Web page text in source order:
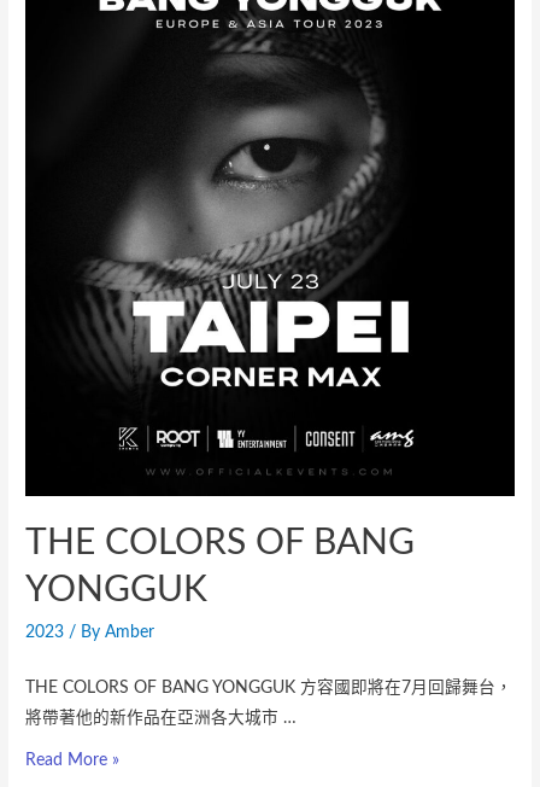
THE COLORS OF BANG
YONGGUK
2023 / ByAmber
THE COLORS OF BANG YONGGUK 方容國即將在7月回歸舞台，
將帶著他的新作品在亞洲各大城市 …
Read More »